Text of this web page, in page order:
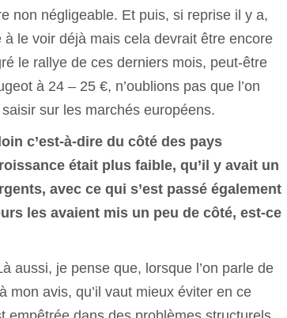
non négligeable. Et puis, si reprise il y a,
le voir déjà mais cela devrait être encore
le rallye de ces derniers mois, peut-être
à 24 – 25 €, n’oublions pas que l’on
sur les marchés européens.
c’est-à-dire du côté des pays
était plus faible, qu’il y avait un
avec ce qui s’est passé également
les avaient mis un peu de côté, est-ce
aussi, je pense que, lorsque l’on parle de
mon avis, qu’il vaut mieux éviter en ce